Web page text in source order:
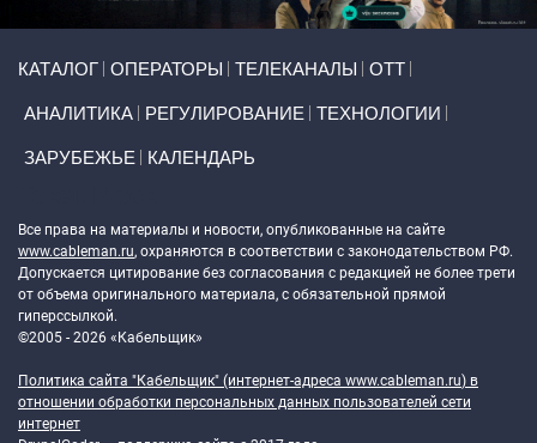
КАТАЛОГ ОПЕРАТОРЫ ТЕЛЕКАНАЛЫ ОТТ
АНАЛИТИКА РЕГУЛИРОВАНИЕ ТЕХНОЛОГИИ
ЗАРУБЕЖЬЕ КАЛЕНДАРЬ
Все права на материалы и новости, опубликованные на сайте
www.cableman.ru, охраняются в соответствии с законодательством РФ.
Допускается цитирование без согласования с редакцией не более трети
от объема оригинального материала, с обязательной прямой
гиперссылкой.
©2005 - 2026 «Кабельщик»
Политика сайта "Кабельщик" (интернет-адреса www.cableman.ru) в
отношении обработки персональных данных пользователей сети
интернет